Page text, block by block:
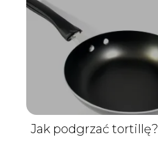
Jak podgrzać tortillę?